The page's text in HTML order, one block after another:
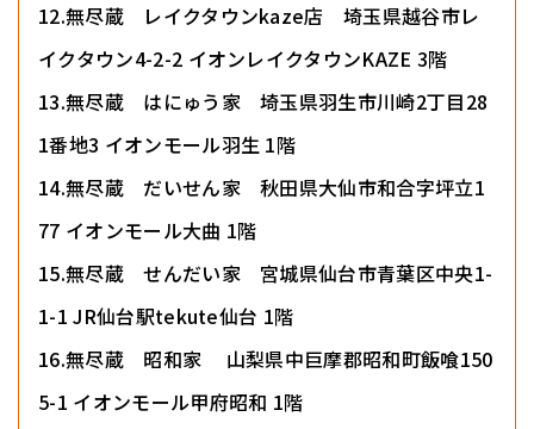
12.無尽蔵 レイクタウンkaze店 埼玉県越谷市レ
イクタウン4-2-2 イオンレイクタウンKAZE 3階
13.無尽蔵 はにゅう家 埼玉県羽生市川崎2丁目28
1番地3 イオンモール羽生 1階
14.無尽蔵 だいせん家 秋田県大仙市和合字坪立1
77 イオンモール大曲 1階
15.無尽蔵 せんだい家 宮城県仙台市青葉区中央1-
1-1 JR仙台駅tekute仙台 1階
16.無尽蔵 昭和家 山梨県中巨摩郡昭和町飯喰150
5-1 イオンモール甲府昭和 1階